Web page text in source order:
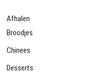
Afhalen
Broodjes
Chinees
Desserts